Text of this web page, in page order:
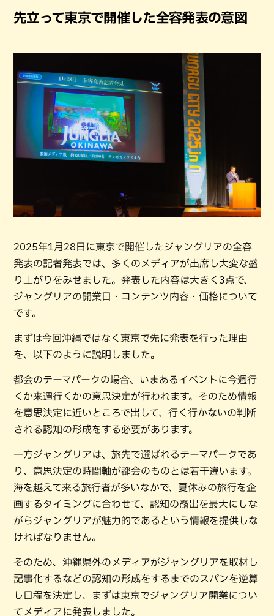
先立って東京で開催した全容発表の意図
2025年1月28日に東京で開催したジャングリアの全容
発表の記者発表では、多くのメディアが出席し大変な盛
り上がりをみせました。発表した内容は大きく3点で、
ジャングリアの開業日・コンテンツ内容・価格について
です。
まずは今回沖縄ではなく東京で先に発表を行った理由
を、以下のように説明しました。
都会のテーマパークの場合、いまあるイベントに今週行
くか来週行くかの意思決定が行われます。そのため情報
を意思決定に近いところで出して、行く行かないの判断
される認知の形成をする必要があります。
一方ジャングリアは、旅先で選ばれるテーマパークであ
り、意思決定の時間軸が都会のものとは若干違います。
海を越えて来る旅行者が多いなかで、夏休みの旅行を企
画するタイミングに合わせて、認知の露出を最大にしな
がらジャングリアが魅力的であるという情報を提供しな
ければなりません。
そのため、沖縄県外のメディアがジャングリアを取材し
記事化するなどの認知の形成をするまでのスパンを逆算
し日程を決定し、まずは東京でジャングリア開業につい
てメディアに発表しました。